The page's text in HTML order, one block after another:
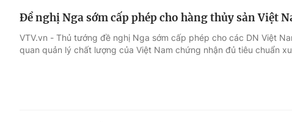
Đề nghị Nga sớm cấp phép cho hàng thủy sản Việt
VTV.vn - Thủ tướng đề nghị Nga sớm cấp phép cho các DN Việt
quan quản lý chất lượng của Việt Nam chứng nhận đủ tiêu chuẩn